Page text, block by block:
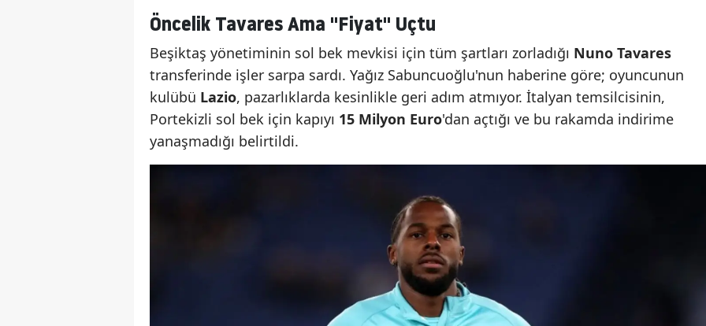
Öncelik Tavares Ama "Fiyat" Uçtu
Beşiktaş yönetiminin sol bek mevkisi için tüm şartları zorladığı Nuno Tavares
transferinde işler sarpa sardı. Yağız Sabuncuoğlu'nun haberine göre; oyuncunun
kulübü Lazio, pazarlıklarda kesinlikle geri adım atmıyor. İtalyan temsilcisinin,
Portekizli sol bek için kapıyı 15 Milyon Euro'dan açtığı ve bu rakamda indirime
yanaşmadığı belirtildi.